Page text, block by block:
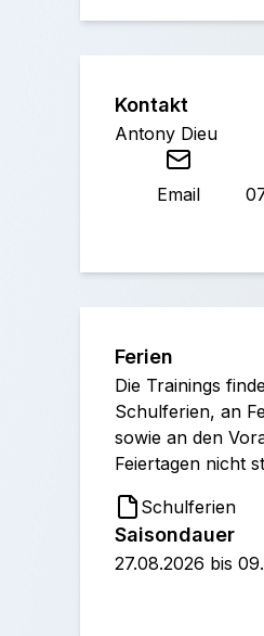
Kontakt
Antony Dieu
Email
Ferien
Die Trainings
Schulferien, an
sowie an den
Feiertagen nicht
Schulferien
Saisondauer
27.08.2026 bis